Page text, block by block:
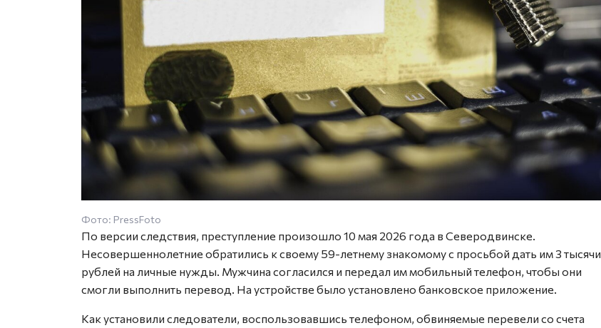
Фото: PressFoto
По версии следствия, преступление произошло 10 мая 2026 года в Северодвинске.
Несовершеннолетние обратились к своему 59-летнему знакомому с просьбой дать им 3 тысячи
рублей на личные нужды. Мужчина согласился и передал им мобильный телефон, чтобы они
смогли выполнить перевод. На устройстве было установлено банковское приложение.
Как установили следователи, воспользовавшись телефоном, обвиняемые перевели со счета